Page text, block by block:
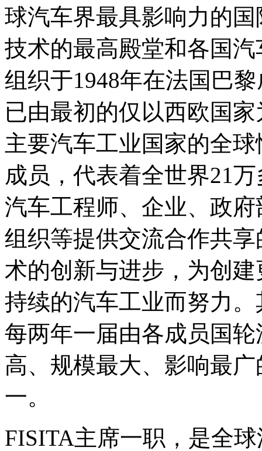
球汽车界最具影响力的
技术的最高殿堂和各国
组织于1948年在法国巴
已由最初的仅以西欧国
主要汽车工业国家的全
成员，代表着全世界21
汽车工程师、企业、政
组织等提供交流合作共
术的创新与进步，为创
持续的汽车工业而努力
每两年一届由各成员国
高、规模最大、影响最
一。
FISITA主席一职，是全